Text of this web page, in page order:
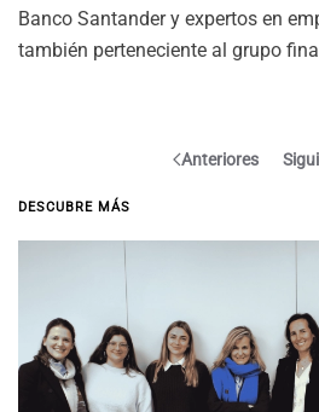
Banco Santander y expertos en
también perteneciente al grupo
Anteriores
DESCUBRE MÁS